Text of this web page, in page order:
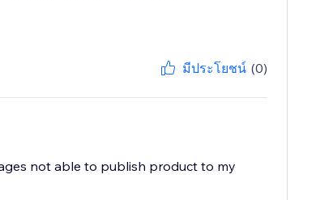
มีประโยชน์ (0)
not able to publish product to my